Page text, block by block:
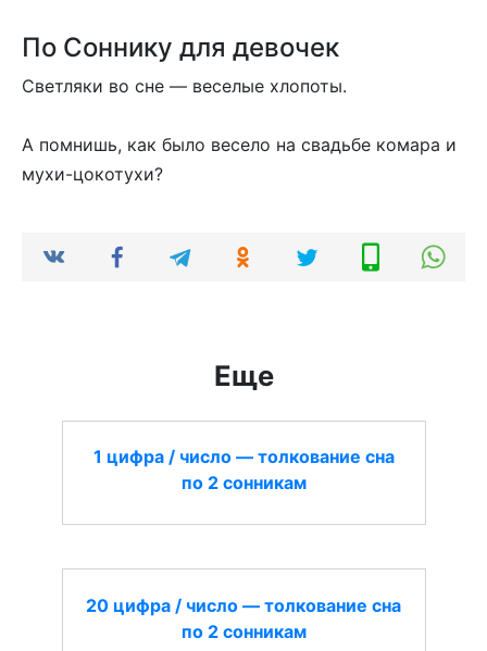
По Соннику для девочек
Светляки во сне — веселые хлопоты.
А помнишь, как было весело на свадьбе комара и
мухи-цокотухи?
Еще
1 цифра / число — толкование сна
по 2 сонникам
20 цифра / число — толкование сна
по 2 сонникам